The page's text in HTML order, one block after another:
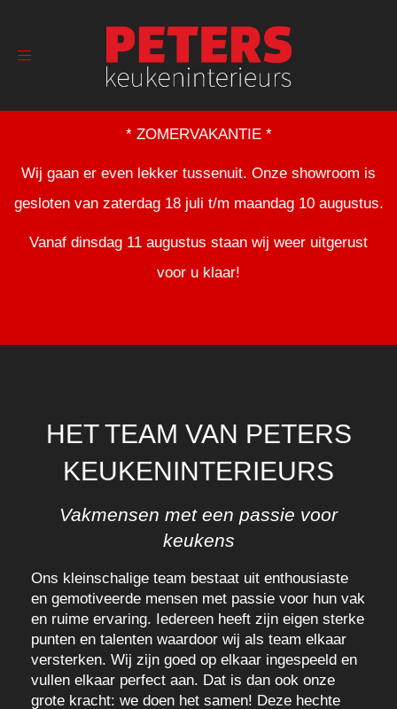
Toggle
* ZOMERVAKANTIE *
Wij gaan er even lekker tussenuit. Onze showroom is
gesloten van zaterdag 18 juli t/m maandag 10 augustus.
Vanaf dinsdag 11 augustus staan wij weer uitgerust
voor u klaar!
HET TEAM VAN PETERS
KEUKENINTERIEURS
Vakmensen met een passie voor
keukens
Ons kleinschalige team bestaat uit enthousiaste
en gemotiveerde mensen met passie voor hun vak
en ruime ervaring. Iedereen heeft zijn eigen sterke
punten en talenten waardoor wij als team elkaar
versterken. Wij zijn goed op elkaar ingespeeld en
vullen elkaar perfect aan. Dat is dan ook onze
grote kracht: we doen het samen! Deze hechte